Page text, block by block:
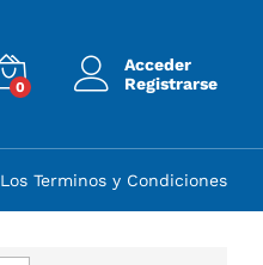
0
Acceder
Registrarse
Los Terminos y Condiciones